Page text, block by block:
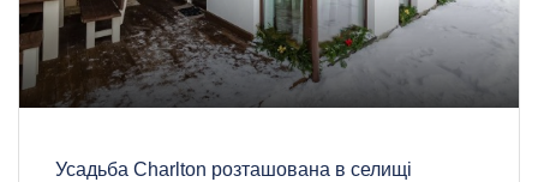
Усадьба Charlton розташована в селищі